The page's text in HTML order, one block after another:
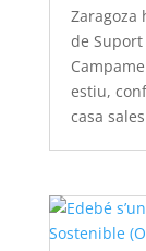
Zaragoza
de Suport
estiu,
casa